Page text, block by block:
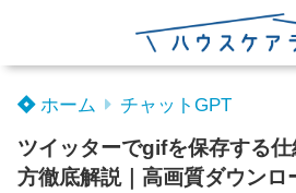
ホーム チャットGPT
ツイッターでgifを保存する仕
方徹底解説｜高画質ダウンロ